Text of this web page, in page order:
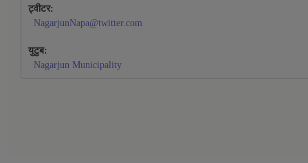
ट्वीटर:
NagarjunNapa@twitter.com
युटुब:
Nagarjun Municipality